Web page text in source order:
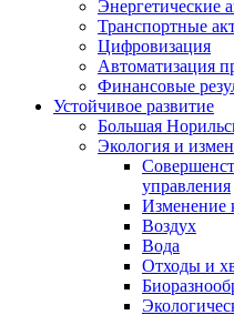
Энергетические
Транспортные
Цифровизация
Автоматизация
Финансовые
Устойчивое развитие
Большая
Экология и
управления
Изменение
Воздух
Вода
Отходы и